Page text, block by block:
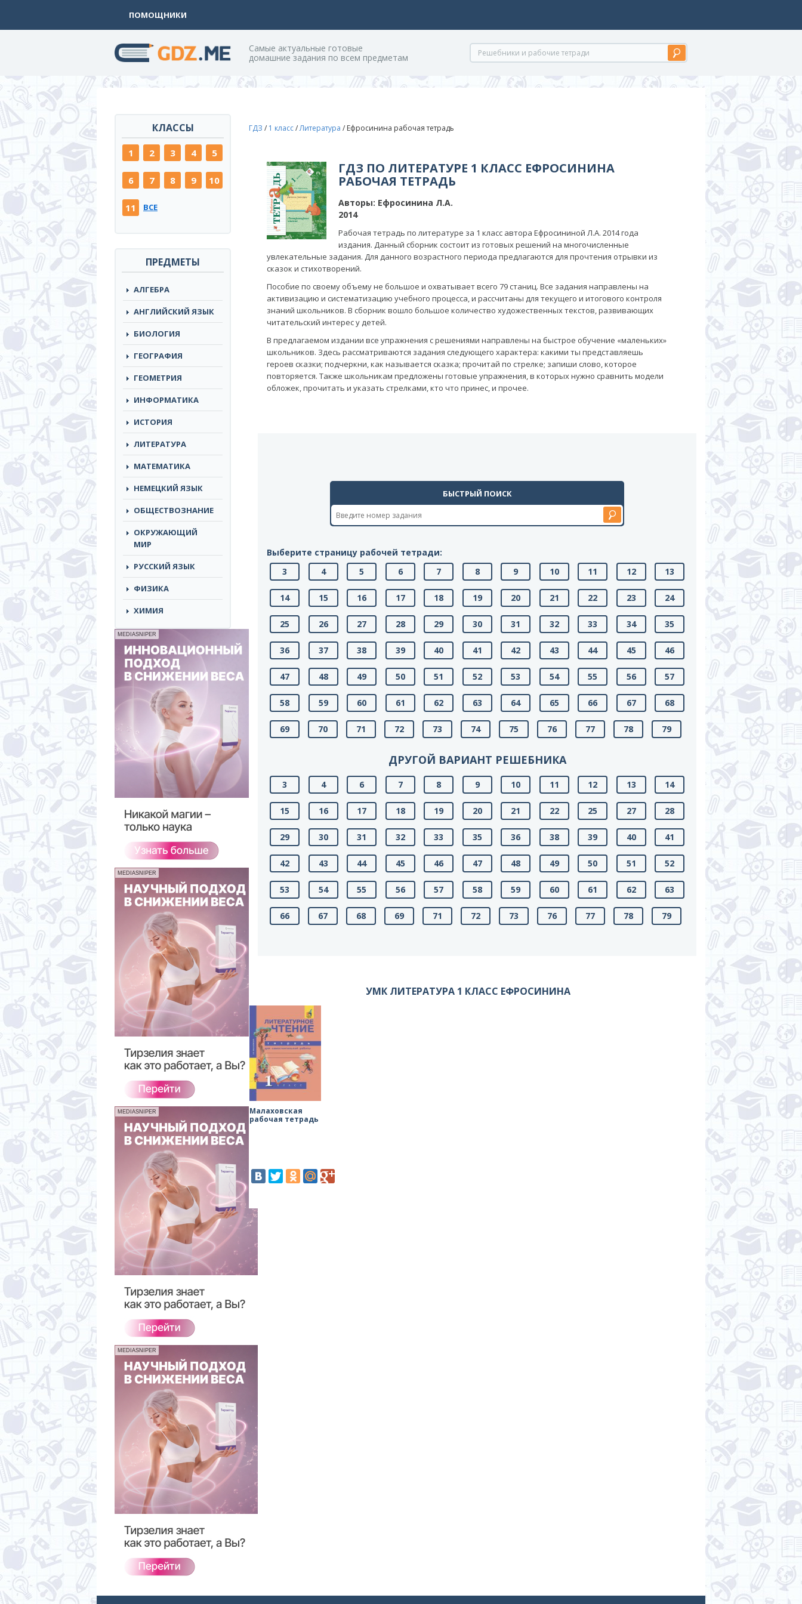
ПОМОЩНИКИ
Cамые актуальные готовые
домашние задания по всем предметам
КЛАССЫ
1 2 3 4 5
6 7 8 9 10
11 ВСЕ
ПРЕДМЕТЫ
АЛГЕБРА
АНГЛИЙСКИЙ ЯЗЫК
БИОЛОГИЯ
ГЕОГРАФИЯ
ГЕОМЕТРИЯ
ИНФОРМАТИКА
ИСТОРИЯ
ЛИТЕРАТУРА
МАТЕМАТИКА
НЕМЕЦКИЙ ЯЗЫК
ОБЩЕСТВОЗНАНИЕ
ОКРУЖАЮЩИЙ
МИР
РУССКИЙ ЯЗЫК
ФИЗИКА
ХИМИЯ
MEDIASNIPER
MEDIASNIPER
MEDIASNIPER
MEDIASNIPER
ГДЗ / 1 класс/Литература / Ефросинина рабочая тетрадь
ГДЗ ПО ЛИТЕРАТУРЕ 1 КЛАСС ЕФРОСИНИНА
РАБОЧАЯ ТЕТРАДЬ
Авторы: Ефросинина Л.А.
2014
Рабочая тетрадь по литературе за 1 класс автора Ефросининой Л.А. 2014 года
издания. Данный сборник состоит из готовых решений на многочисленные
увлекательные задания. Для данного возрастного периода предлагаются для прочтения отрывки из
сказок и стихотворений.
Пособие по своему объему не большое и охватывает всего 79 станиц. Все задания направлены на
активизацию и систематизацию учебного процесса, и рассчитаны для текущего и итогового контроля
знаний школьников. В сборник вошло большое количество художественных текстов, развивающих
читательский интерес у детей.
В предлагаемом издании все упражнения с решениями направлены на быстрое обучение «маленьких»
школьников. Здесь рассматриваются задания следующего характера: какими ты представляешь
героев сказки; подчеркни, как называется сказка; прочитай по стрелке; запиши слово, которое
повторяется. Также школьникам предложены готовые упражнения, в которых нужно сравнить модели
обложек, прочитать и указать стрелками, кто что принес, и прочее.
БЫСТРЫЙ ПОИСК
Выберите страницу рабочей тетради:
3
4 5 6 7 8 9 10 11 12 13
14 15 16 17 18 19 20 21 22 23 24
25 26 27 28 29 30 31 32 33 34 35
36 37 38 39 40 41 42 43 44 45 46
47 48 49 50 51 52 53 54 55 56 57
58 59 60 61 62 63 64 65 66 67 68
69 70 71 72 73 74 75 76 77 78 79
ДРУГОЙ ВАРИАНТ РЕШЕБНИКА
3 4 6 7 8 9 10 11 12 13 14
15 16 17 18 19 20 21 22 25 27 28
29 30 31 32 33 35 36 38 39 40 41
42 43 44 45 46 47 48 49 50 51 52
53 54 55 56 57 58 59 60 61 62 63
66 67 68 69 71 72 73 76 77 78 79
УМК ЛИТЕРАТУРА 1 КЛАСС ЕФРОСИНИНА
Малаховская
рабочая тетрадь